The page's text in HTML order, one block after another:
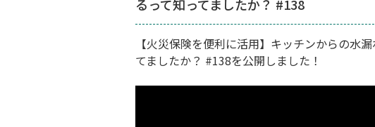
るって知ってましたか？ #138
【火災保険を便利に活用】キッチンからの水
てましたか？ #138を公開しました！